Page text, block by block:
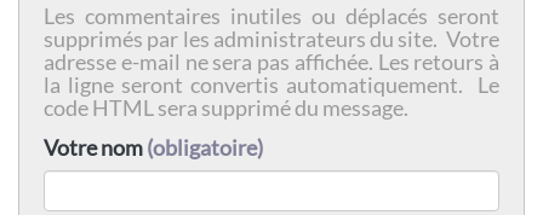
Les commentaires inutiles ou déplacés seront
supprimés par les administrateurs du site. Votre
adresse e-mail ne sera pas affichée. Les retours à
la ligne seront convertis automatiquement. Le
code HTML sera supprimé du message.
Votre nom(obligatoire)